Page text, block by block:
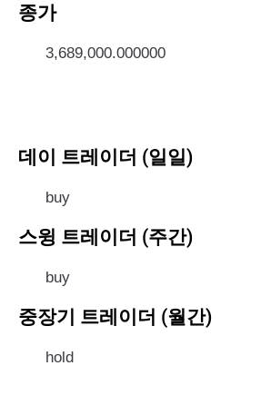
종가
3,689,000.000000
데이 트레이더 (일일)
buy
스윙 트레이더 (주간)
buy
중장기 트레이더 (월간)
hold